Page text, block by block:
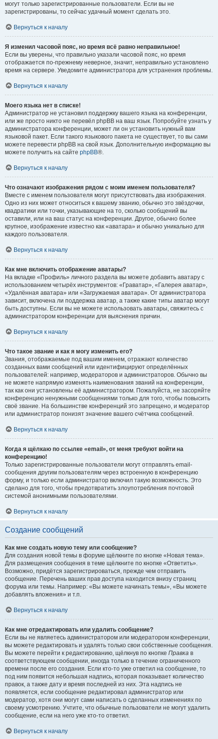
могут только зарегистрированные пользователи. Если вы не
зарегистрированы, то сейчас удачный момент сделать это.
Вернуться к началу
Я изменил часовой пояс, но время всё равно неправильное!
Если вы уверены, что правильно указали часовой пояс, но время
отображается по-прежнему неверное, значит, неправильно установлено
время на сервере. Уведомите администратора для устранения проблемы.
Вернуться к началу
Моего языка нет в списке!
Администратор не установил поддержку вашего языка на конференции,
или же просто никто не перевёл phpBB на ваш язык. Попробуйте узнать у
администратора конференции, может ли он установить нужный вам
языковой пакет. Если такого языкового пакета не существует, то вы сами
можете перевести phpBB на свой язык. Дополнительную информацию вы
можете получить на сайте phpBB®.
Вернуться к началу
Что означают изображения рядом с моим именем пользователя?
Вместе с именем пользователя могут присутствовать два изображения.
Одно из них может относиться к вашему званию, обычно это звёздочки,
квадратики или точки, указывающие на то, сколько сообщений вы
оставили, или на ваш статус на конференции. Другое, обычно более
крупное, изображение известно как «аватара» и обычно уникально для
каждого пользователя.
Вернуться к началу
Как мне включить отображение аватары?
На вкладке «Профиль» личного раздела вы можете добавить аватару с
использованием четырёх инструментов: «Граватар», «Галерея аватар»,
«Удалённая аватара» или «Загружаемая аватара». От администратора
зависит, включена ли поддержка аватар, а также какие типы аватар могут
быть доступны. Если вы не можете использовать аватары, свяжитесь с
администратором конференции для выяснения причин.
Вернуться к началу
Что такое звание и как я могу изменить его?
Звания, отображаемые под вашим именем, отражают количество
созданных вами сообщений или идентифицируют определённых
пользователей: например, модераторов и администраторов. Обычно вы
не можете напрямую изменять наименования званий на конференции,
так как они установлены её администратором. Пожалуйста, не засоряйте
конференцию ненужными сообщениями только для того, чтобы повысить
своё звание. На большинстве конференций это запрещено, и модератор
или администратор понизят значение вашего счётчика сообщений.
Вернуться к началу
Когда я щёлкаю по ссылке «email», от меня требуют войти на
конференцию!
Только зарегистрированные пользователи могут отправлять email-
сообщения другим пользователям через встроенную в конференцию
форму, и только если администратор включил такую возможность. Это
сделано для того, чтобы предотвратить злоупотребления почтовой
системой анонимными пользователями.
Вернуться к началу
Создание сообщений
Как мне создать новую тему или сообщение?
Для создания новой темы в форуме щёлкните по кнопке «Новая тема».
Для размещения сообщения в теме щёлкните по кнопке «Ответить».
Возможно, придётся зарегистрироваться, прежде чем отправить
сообщение. Перечень ваших прав доступа находится внизу страниц
форума или темы. Например: «Вы можете начинать темы», «Вы можете
добавлять вложения» и т.п.
Вернуться к началу
Как мне отредактировать или удалить сообщение?
Если вы не являетесь администратором или модератором конференции,
вы можете редактировать и удалять только свои собственные сообщения.
Вы можете перейти к редактированию, щёлкнув по кнопке Правка в
соответствующем сообщении, иногда только в течение ограниченного
времени после его создания. Если кто-то уже ответил на сообщение, то
под ним появится небольшая надпись, которая показывает количество
правок, а также дату и время последней из них. Эта надпись не
появляется, если сообщение редактировал администратор или
модератор, хотя они могут сами написать о сделанных изменениях по
своему усмотрению. Учтите, что обычные пользователи не могут удалить
сообщение, если на него уже кто-то ответил.
Вернуться к началу